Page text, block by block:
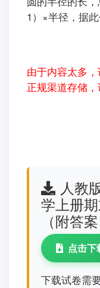
1）×半径，据此
由于内容太多
正规渠道存储，
人教
学上册
（附答
点击下
下载试卷需